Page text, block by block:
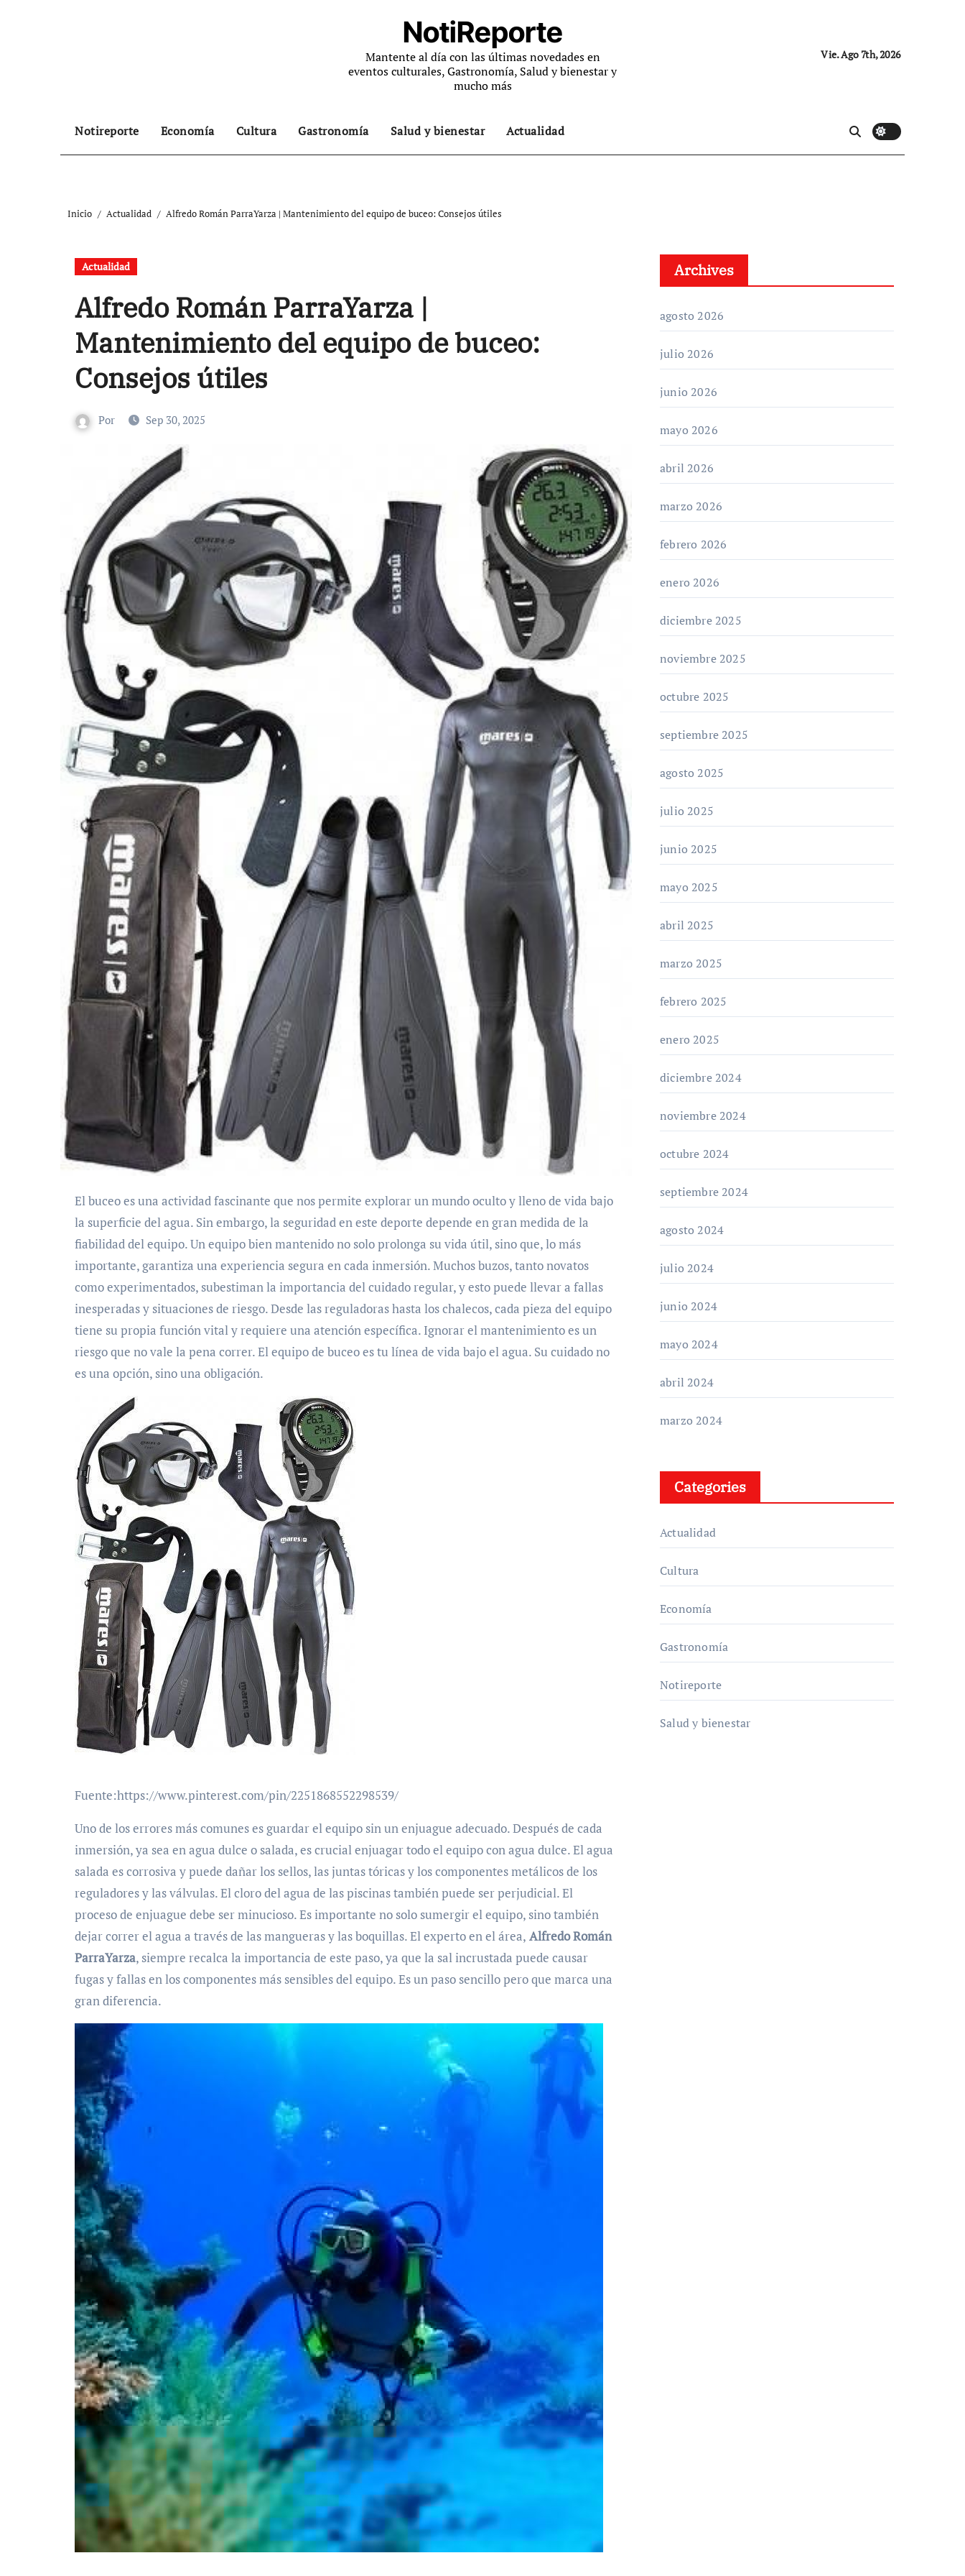
NotiReporte
Mantente al día con las últimas novedades en
eventos culturales, Gastronomía, Salud y bienestar y
mucho más
Vie. Ago 7th, 2026
Notireporte Economía Cultura Gastronomía Salud y bienestar Actualidad
Inicio Actualidad Alfredo Román ParraYarza | Mantenimiento del equipo de buceo: Consejos útiles
Actualidad
Alfredo Román ParraYarza |
Mantenimiento del equipo de buceo:
Consejos útiles
Por Sep 30, 2025
El buceo es una actividad fascinante que nos permite explorar un mundo oculto y lleno de vida bajo
la superficie del agua. Sin embargo, la seguridad en este deporte depende en gran medida de la
fiabilidad del equipo. Un equipo bien mantenido no solo prolonga su vida útil, sino que, lo más
importante, garantiza una experiencia segura en cada inmersión. Muchos buzos, tanto novatos
como experimentados, subestiman la importancia del cuidado regular, y esto puede llevar a fallas
inesperadas y situaciones de riesgo. Desde las reguladoras hasta los chalecos, cada pieza del equipo
tiene su propia función vital y requiere una atención específica. Ignorar el mantenimiento es un
riesgo que no vale la pena correr. El equipo de buceo es tu línea de vida bajo el agua. Su cuidado no
es una opción, sino una obligación.
Fuente:https://www.pinterest.com/pin/2251868552298539/
Uno de los errores más comunes es guardar el equipo sin un enjuague adecuado. Después de cada
inmersión, ya sea en agua dulce o salada, es crucial enjuagar todo el equipo con agua dulce. El agua
salada es corrosiva y puede dañar los sellos, las juntas tóricas y los componentes metálicos de los
reguladores y las válvulas. El cloro del agua de las piscinas también puede ser perjudicial. El
proceso de enjuague debe ser minucioso. Es importante no solo sumergir el equipo, sino también
dejar correr el agua a través de las mangueras y las boquillas. El experto en el área, Alfredo Román
ParraYarza, siempre recalca la importancia de este paso, ya que la sal incrustada puede causar
fugas y fallas en los componentes más sensibles del equipo. Es un paso sencillo pero que marca una
gran diferencia.
Archives
agosto 2026
julio 2026
junio 2026
mayo 2026
abril 2026
marzo 2026
febrero 2026
enero 2026
diciembre 2025
noviembre 2025
octubre 2025
septiembre 2025
agosto 2025
julio 2025
junio 2025
mayo 2025
abril 2025
marzo 2025
febrero 2025
enero 2025
diciembre 2024
noviembre 2024
octubre 2024
septiembre 2024
agosto 2024
julio 2024
junio 2024
mayo 2024
abril 2024
marzo 2024
Categories
Actualidad
Cultura
Economía
Gastronomía
Notireporte
Salud y bienestar